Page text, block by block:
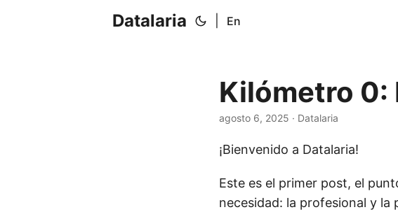
Datalaria En
Kilómetro 0:
agosto 6, 2025 · Datalaria
¡Bienvenido a Datalaria!
Este es el primer post, el
necesidad: la profesional y la